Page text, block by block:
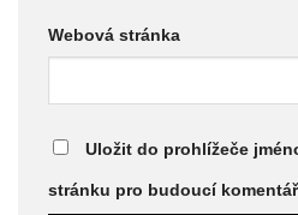
Webová stránka
Uložit do prohlížeče
stránku pro budoucí